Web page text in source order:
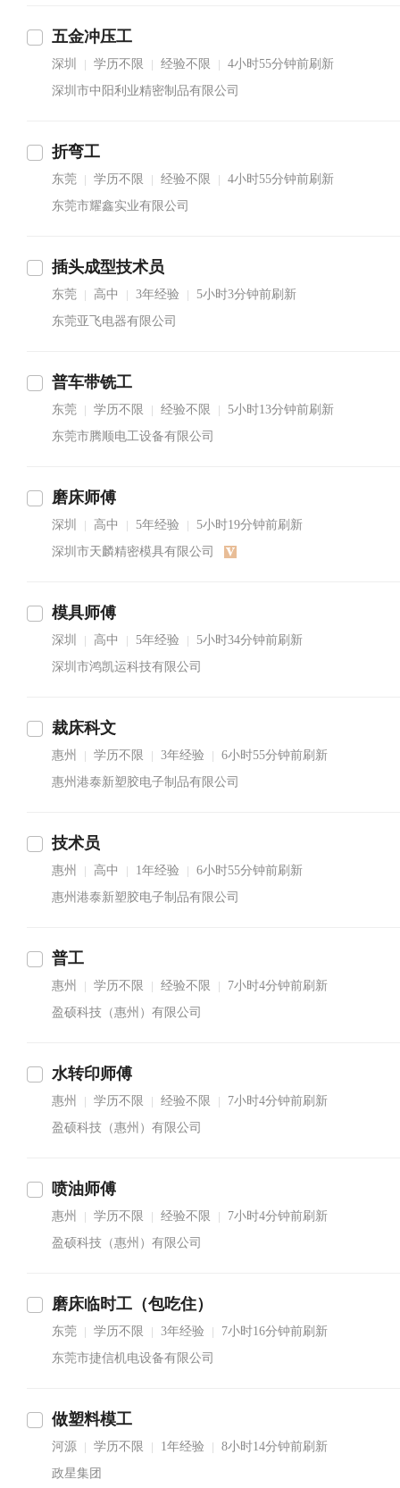
五金冲压工
深圳 学历不限 经验不限
4小时55分钟前刷新
深圳市中阳利业精密制品有限公司
折弯工
东莞 学历不限 经验不限
4小时55分钟前刷新
东莞市耀鑫实业有限公司
插头成型技术员
东莞 高中 3年经验
5小时3分钟前刷新
东莞亚飞电器有限公司
普车带铣工
东莞 学历不限 经验不限
5小时13分钟前刷新
东莞市腾顺电工设备有限公司
磨床师傅
深圳 高中 5年经验
5小时19分钟前刷新
深圳市天麟精密模具有限公司
模具师傅
深圳 高中 5年经验
5小时34分钟前刷新
深圳市鸿凯运科技有限公司
裁床科文
惠州 学历不限 3年经验
6小时55分钟前刷新
惠州港泰新塑胶电子制品有限公司
技术员
惠州 高中 1年经验
6小时55分钟前刷新
惠州港泰新塑胶电子制品有限公司
普工
惠州 学历不限 经验不限
7小时4分钟前刷新
盈硕科技（惠州）有限公司
水转印师傅
惠州 学历不限 经验不限
7小时4分钟前刷新
盈硕科技（惠州）有限公司
喷油师傅
惠州 学历不限 经验不限
7小时4分钟前刷新
盈硕科技（惠州）有限公司
磨床临时工（包吃住）
东莞 学历不限 3年经验
7小时16分钟前刷新
东莞市捷信机电设备有限公司
做塑料模工
河源 学历不限 1年经验
8小时14分钟前刷新
政星集团